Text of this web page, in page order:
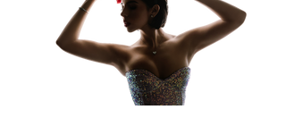
cobraAngela Aguilar
por un
concierto, Como contratar aAngela
Aguilar , Contacto Angela Aguilar
Angela Aguilar